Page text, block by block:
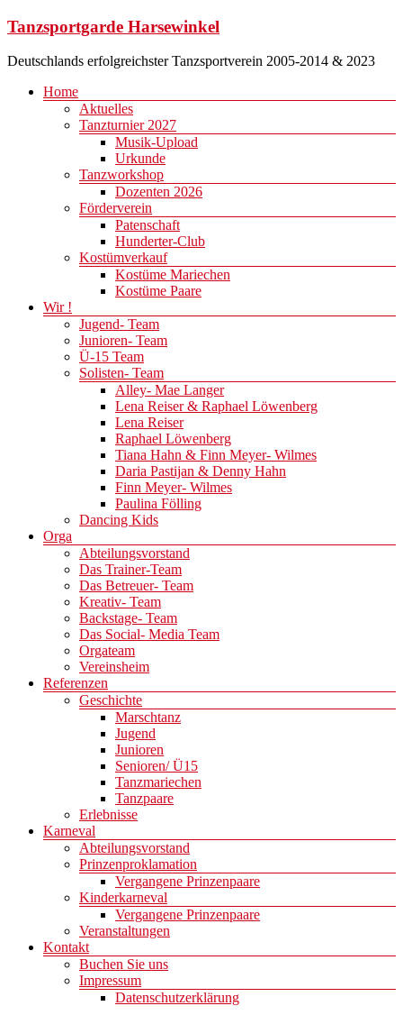
Zum
springen
Tanzsportgarde Harsewinkel
Deutschlands erfolgreichster Tanzsportverein 2005-2014 & 2023
Menü
Home
Aktuelles
Tanzturnier 2027
Musik-Upload
Urkunde
Tanzworkshop
Dozenten 2026
Förderverein
Patenschaft
Hunderter-Club
Kostümverkauf
Kostüme Mariechen
Kostüme Paare
Wir !
Jugend- Team
Junioren- Team
Ü-15 Team
Solisten- Team
Alley- Mae Langer
Lena Reiser & Raphael Löwenberg
Lena Reiser
Raphael Löwenberg
Tiana Hahn & Finn Meyer- Wilmes
Daria Pastijan & Denny Hahn
Finn Meyer- Wilmes
Paulina Fölling
Dancing Kids
Orga
Abteilungsvorstand
Das Trainer-Team
Das Betreuer- Team
Kreativ- Team
Backstage- Team
Das Social- Media Team
Orgateam
Vereinsheim
Referenzen
Geschichte
Marschtanz
Jugend
Junioren
Senioren/ Ü15
Tanzmariechen
Tanzpaare
Erlebnisse
Karneval
Abteilungsvorstand
Prinzenproklamation
Vergangene Prinzenpaare
Kinderkarneval
Vergangene Prinzenpaare
Veranstaltungen
Kontakt
Buchen Sie uns
Impressum
Datenschutzerklärung